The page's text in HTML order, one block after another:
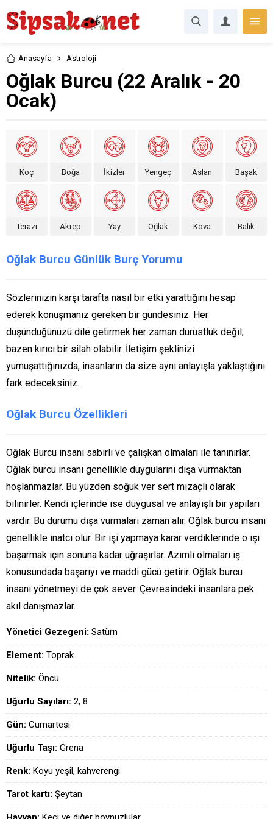
Anasayfa Astroloji
Oğlak Burcu (22 Aralık - 20
Ocak)
Koç Boğa İkizler Yengeç Aslan Başak
Terazi Akrep Yay Oğlak Kova Balık
Oğlak Burcu Günlük Burç Yorumu
Sözlerinizin karşı tarafta nasıl bir etki yarattığını hesap
ederek konuşmanız gereken bir gündesiniz. Her
düşündüğünüzü dile getirmek her zaman dürüstlük değil,
bazen kırıcı bir silah olabilir. İletişim şeklinizi
yumuşattığınızda, insanların da size aynı anlayışla yaklaştığını
fark edeceksiniz.
Oğlak Burcu Özellikleri
Oğlak Burcu insanı sabırlı ve çalışkan olmaları ile tanınırlar.
Oğlak burcu insanı genellikle duygularını dışa vurmaktan
hoşlanmazlar. Bu yüzden soğuk ver sert mizaçlı olarak
bilinirler. Kendi içlerinde ise duygusal ve anlayışlı bir yapıları
vardır. Bu durumu dışa vurmaları zaman alır. Oğlak burcu insanı
genellikle inatcı olur. Bir işi yapmaya karar verdiklerinde o işi
başarmak için sonuna kadar uğraşırlar. Azimli olmaları iş
konusundada başarıyı ve maddi gücü getirir. Oğlak burcu
insanı yönetmeyi de çok sever. Çevresindeki insanlara pek
akıl danışmazlar.
Yönetici Gezegeni: Satürn
Element: Toprak
Nitelik: Öncü
Uğurlu Sayıları: 2, 8
Gün: Cumartesi
Uğurlu Taşı: Grena
Renk: Koyu yeşil, kahverengi
Tarot kartı: Şeytan